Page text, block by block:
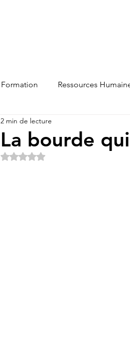
Formation Ressources
La bourde
2 min de lecture
Noté NaN étoiles sur 5.